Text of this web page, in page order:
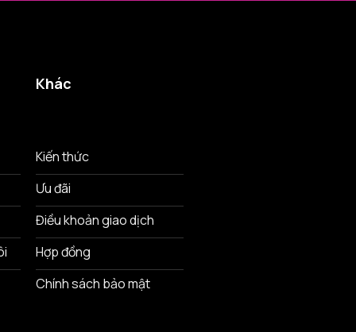
Khác
Kiến thức
Ưu đãi
Điều khoản giao dịch
Hợp đồng
Chính sách bảo mật